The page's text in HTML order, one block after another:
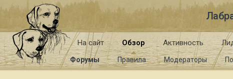
На сайт Обзор
Форумы Правила Модераторы
Активность